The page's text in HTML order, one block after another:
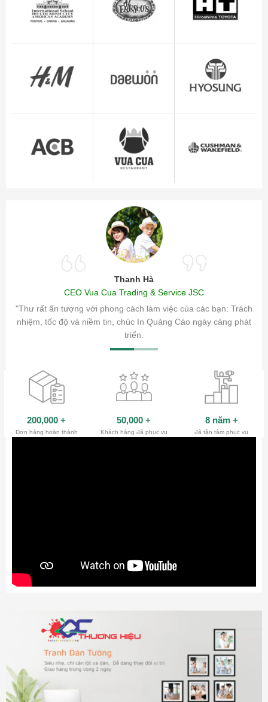
Thanh Hà
CEO Vua Cua Trading & Service JSC
"Thư rất ấn tượng với phong cách làm việc của các bạn: Trách
nhiệm, tốc độ và niềm tin, chúc In Quảng Cáo ngày càng phát
triển.
sóc
200,000 +
Đơn hàng hoàn thành
50,000 +
Khách hàng đã phục vụ
8 năm +
đã tận tâm phục vụ